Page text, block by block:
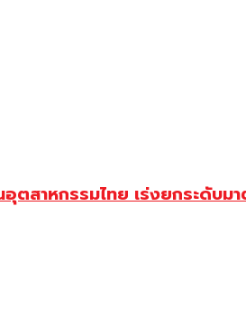
สาหกรรมไทย เร่งยกระดับม